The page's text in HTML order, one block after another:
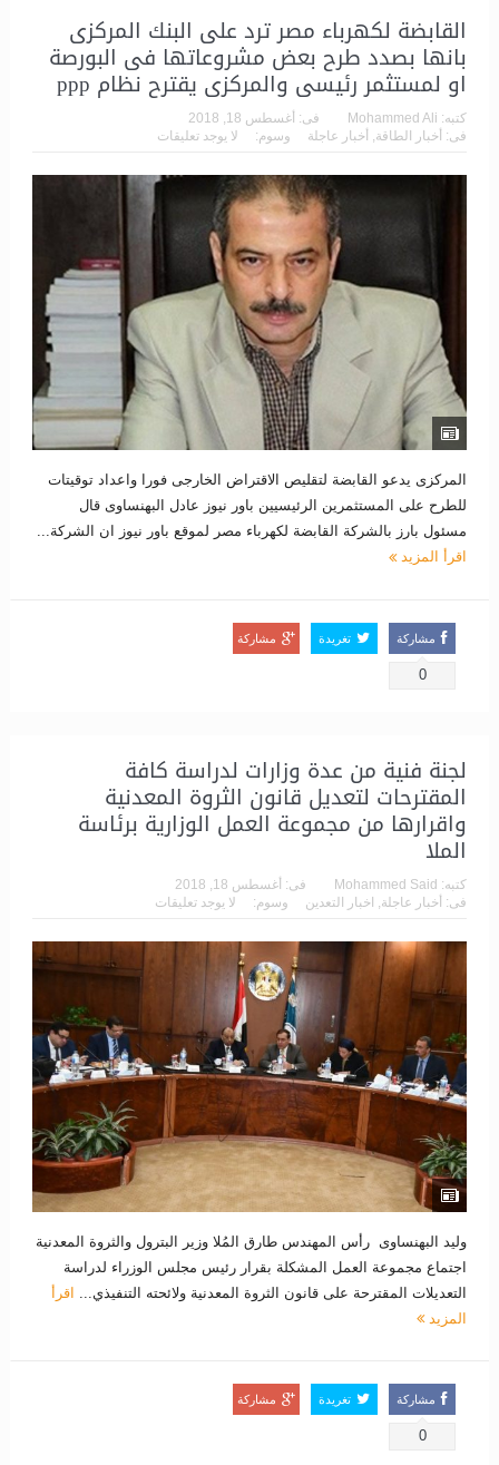
القابضة لكهرباء مصر ترد على البنك المركزى
بانها بصدد طرح بعض مشروعاتها فى البورصة
او لمستثمر رئيسى والمركزى يقترح نظام ppp
كتبه: Mohammed Ali فى: أغسطس 18, 2018
فى: أخبار الطاقة, أخبار عاجلة وسوم: لا يوجد تعليقات
المركزى يدعو القابضة لتقليص الاقتراض الخارجى فورا واعداد توقيتات
للطرح على المستثمرين الرئيسيين باور نيوز عادل البهنساوى قال
مسئول بارز بالشركة القابضة لكهرباء مصر لموقع باور نيوز ان الشركة...
اقرأ المزيد
مشاركة
0
تغريدة مشاركة
لجنة فنية من عدة وزارات لدراسة كافة
المقترحات لتعديل قانون الثروة المعدنية
واقرارها من مجموعة العمل الوزارية برئاسة
الملا
كتبه: Mohammed Said فى: أغسطس 18, 2018
فى: أخبار عاجلة اخبار التعدين وسوم: لا يوجد تعليقات
وليد البهنساوى رأس المهندس طارق المُلا وزير البترول والثروة المعدنية
اجتماع مجموعة العمل المشكلة بقرار رئيس مجلس الوزراء لدراسة
التعديلات المقترحة على قانون الثروة المعدنية ولائحته التنفيذي... اقرأ
المزيد
مشاركة
0
تغريدة مشاركة